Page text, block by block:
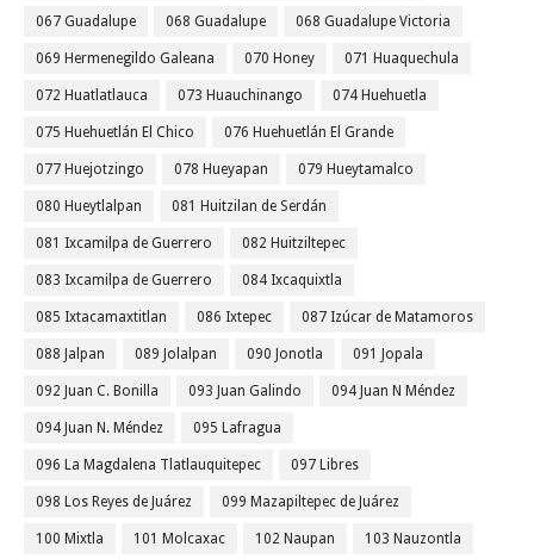
067 Guadalupe 068 Guadalupe 068 Guadalupe Victoria
069 Hermenegildo Galeana 070 Honey 071 Huaquechula
072 Huatlatlauca 073 Huauchinango 074 Huehuetla
075 Huehuetlán El Chico 076 Huehuetlán El Grande
077 Huejotzingo 078 Hueyapan 079 Hueytamalco
080 Hueytlalpan 081 Huitzilan de Serdán
081 Ixcamilpa de Guerrero 082 Huitziltepec
083 Ixcamilpa de Guerrero 084 Ixcaquixtla
085 Ixtacamaxtitlan 086 Ixtepec 087 Izúcar de Matamoros
088 Jalpan 089 Jolalpan 090 Jonotla 091 Jopala
092 Juan C. Bonilla 093 Juan Galindo 094 Juan N Méndez
094 Juan N. Méndez 095 Lafragua
096 La Magdalena Tlatlauquitepec 097 Libres
098 Los Reyes de Juárez 099 Mazapiltepec de Juárez
100 Mixtla 101 Molcaxac 102 Naupan 103 Nauzontla